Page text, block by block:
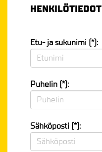
HENKILÖTIEDOT
Etu- ja sukunimi (*):
Puhelin (*):
Sähköposti (*):